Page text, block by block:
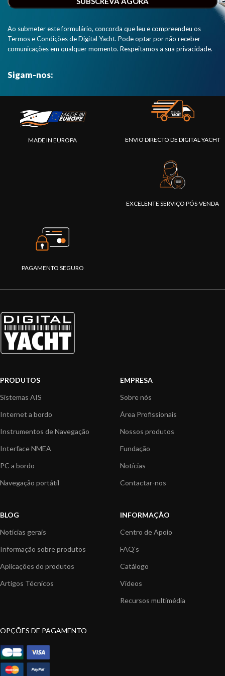
Ao submeter este formulário, concorda que leu e compreendeu os
Termos e Condições de Digital Yacht. Pode optar por não receber
comunicações em qualquer momento. Respeitamos a sua privacidade.
Sigam-nos:
MADE IN EUROPA ENVIO DIRECTO DE DIGITAL YACHT
EXCELENTE SERVIÇO PÓS-VENDA
PAGAMENTO SEGURO
PRODUTOS
Sistemas AIS
Internet a bordo
Instrumentos de Navegação
Interface NMEA
PC a bordo
Navegação portátil
EMPRESA
Sobre nós
Área Profissionais
Nossos produtos
Fundação
Notícias
Contactar-nos
BLOG
Notícias gerais
Informação sobre produtos
Aplicações do produtos
Artigos Técnicos
INFORMAÇÃO
Centro de Apoio
FAQ's
Catálogo
Vídeos
Recursos multimédia
OPÇÕES DE PAGAMENTO